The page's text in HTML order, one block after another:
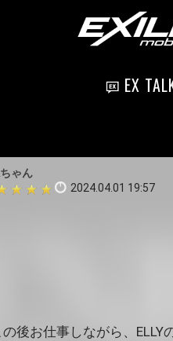
EX
ゃん
2024.04.01 19:57
後お仕事しながら、ELLY